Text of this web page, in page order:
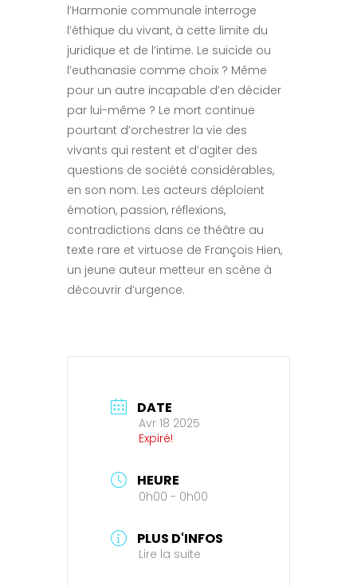
l’Harmonie communale interroge
l’éthique du vivant, à cette limite du
juridique et de l’intime. Le suicide ou
l’euthanasie comme choix ? Même
pour un autre incapable d’en décider
par lui-même ? Le mort continue
pourtant d’orchestrer la vie des
vivants qui restent et d’agiter des
questions de société considérables,
en son nom. Les acteurs déploient
émotion, passion, réflexions,
contradictions dans ce théâtre au
texte rare et virtuose de François Hien,
un jeune auteur metteur en scène à
découvrir d’urgence.
DATE
Avr 18 2025
Expiré!
HEURE
0h00 - 0h00
PLUS D'INFOS
Lire la suite